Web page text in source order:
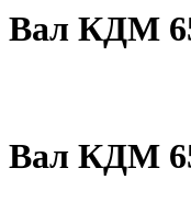
Вал КДМ
Вал КДМ